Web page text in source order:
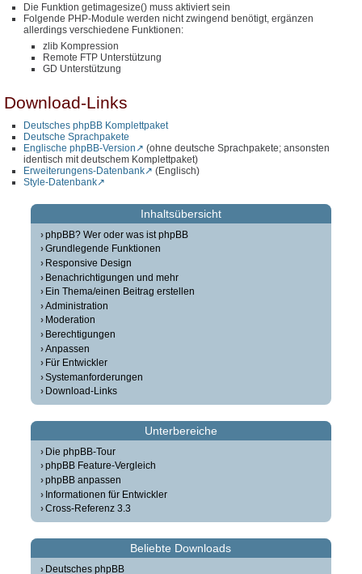
Die Funktion getimagesize() muss aktiviert sein
Folgende PHP-Module werden nicht zwingend benötigt, ergänzen
allerdings verschiedene Funktionen:
zlib Kompression
Remote FTP Unterstützung
GD Unterstützung
Download-Links
Deutsches phpBB Komplettpaket
Deutsche Sprachpakete
Englische phpBB-Version
(ohne deutsche Sprachpakete; ansonsten
identisch mit deutschem Komplettpaket)
Erweiterungens-Datenbank
(Englisch)
Style-Datenbank
Inhaltsübersicht
phpBB? Wer oder was ist phpBB
Grundlegende Funktionen
Responsive Design
Benachrichtigungen und mehr
Ein Thema/einen Beitrag erstellen
Administration
Moderation
Berechtigungen
Anpassen
Für Entwickler
Systemanforderungen
Download-Links
Unterbereiche
Die phpBB-Tour
phpBB Feature-Vergleich
phpBB anpassen
Informationen für Entwickler
Cross-Referenz 3.3
Beliebte Downloads
Deutsches phpBB